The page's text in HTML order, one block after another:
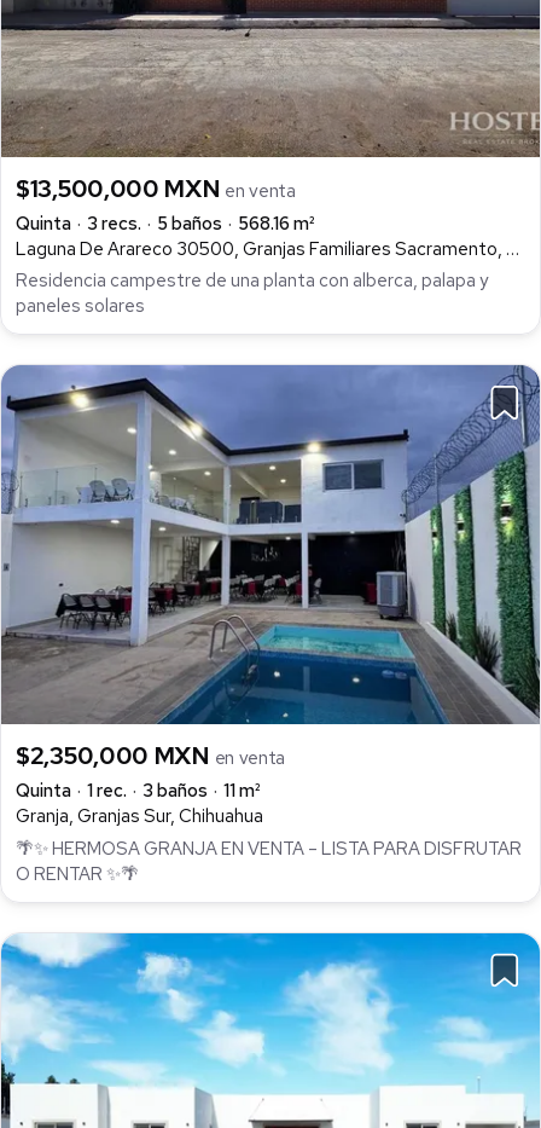
$13,500,000 MXN en venta
Quinta
3 recs. 5 baños
568.16 m²
Laguna De Arareco 30500, Granjas Familiares Sacramento, Chihuahua
Residencia campestre de una planta con alberca, palapa y
paneles solares
$2,350,000 MXN en venta
Quinta
1 rec. 3 baños
11 m²
Granja, Granjas Sur, Chihuahua
🌴✨ HERMOSA GRANJA EN VENTA – LISTA PARA DISFRUTAR
O RENTAR ✨🌴